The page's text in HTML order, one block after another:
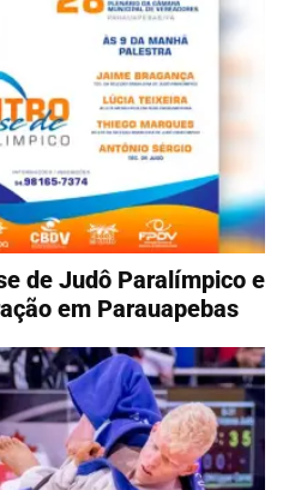
de Judô Paralímpico e
em Parauapebas